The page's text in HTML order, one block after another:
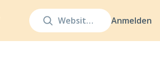
Anmelden